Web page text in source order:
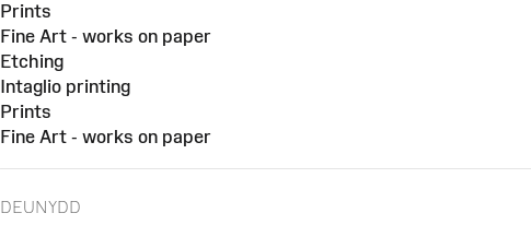
Prints
Fine Art - works on paper
Etching
Intaglio printing
Prints
Fine Art - works on paper
DEUNYDD